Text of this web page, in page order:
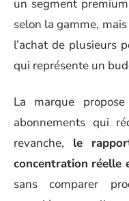
un segment
selon la gamme,
l’achat de plusieurs
qui représente un
La marque
abonnements qui
revanche, le
concentration réelle
sans comparer